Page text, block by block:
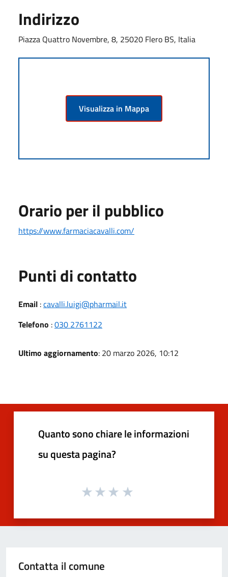
Indirizzo
Piazza Quattro Novembre, 8, 25020 Flero BS, Italia
Visualizza in Mappa
Orario per il pubblico
https://www.farmaciacavalli.com/
Punti di contatto
Email :cavalli.luigi@pharmail.it
Telefono :030 2761122
Ultimo aggiornamento: 20 marzo 2026, 10:12
Quanto sono chiare le informazioni
su questa pagina?
Contatta il comune